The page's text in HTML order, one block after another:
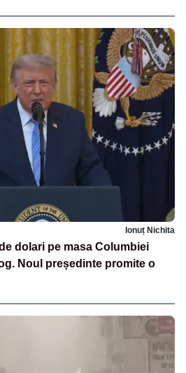
Ionuț Nichita
dolari pe masa Columbiei
Noul președinte promite o